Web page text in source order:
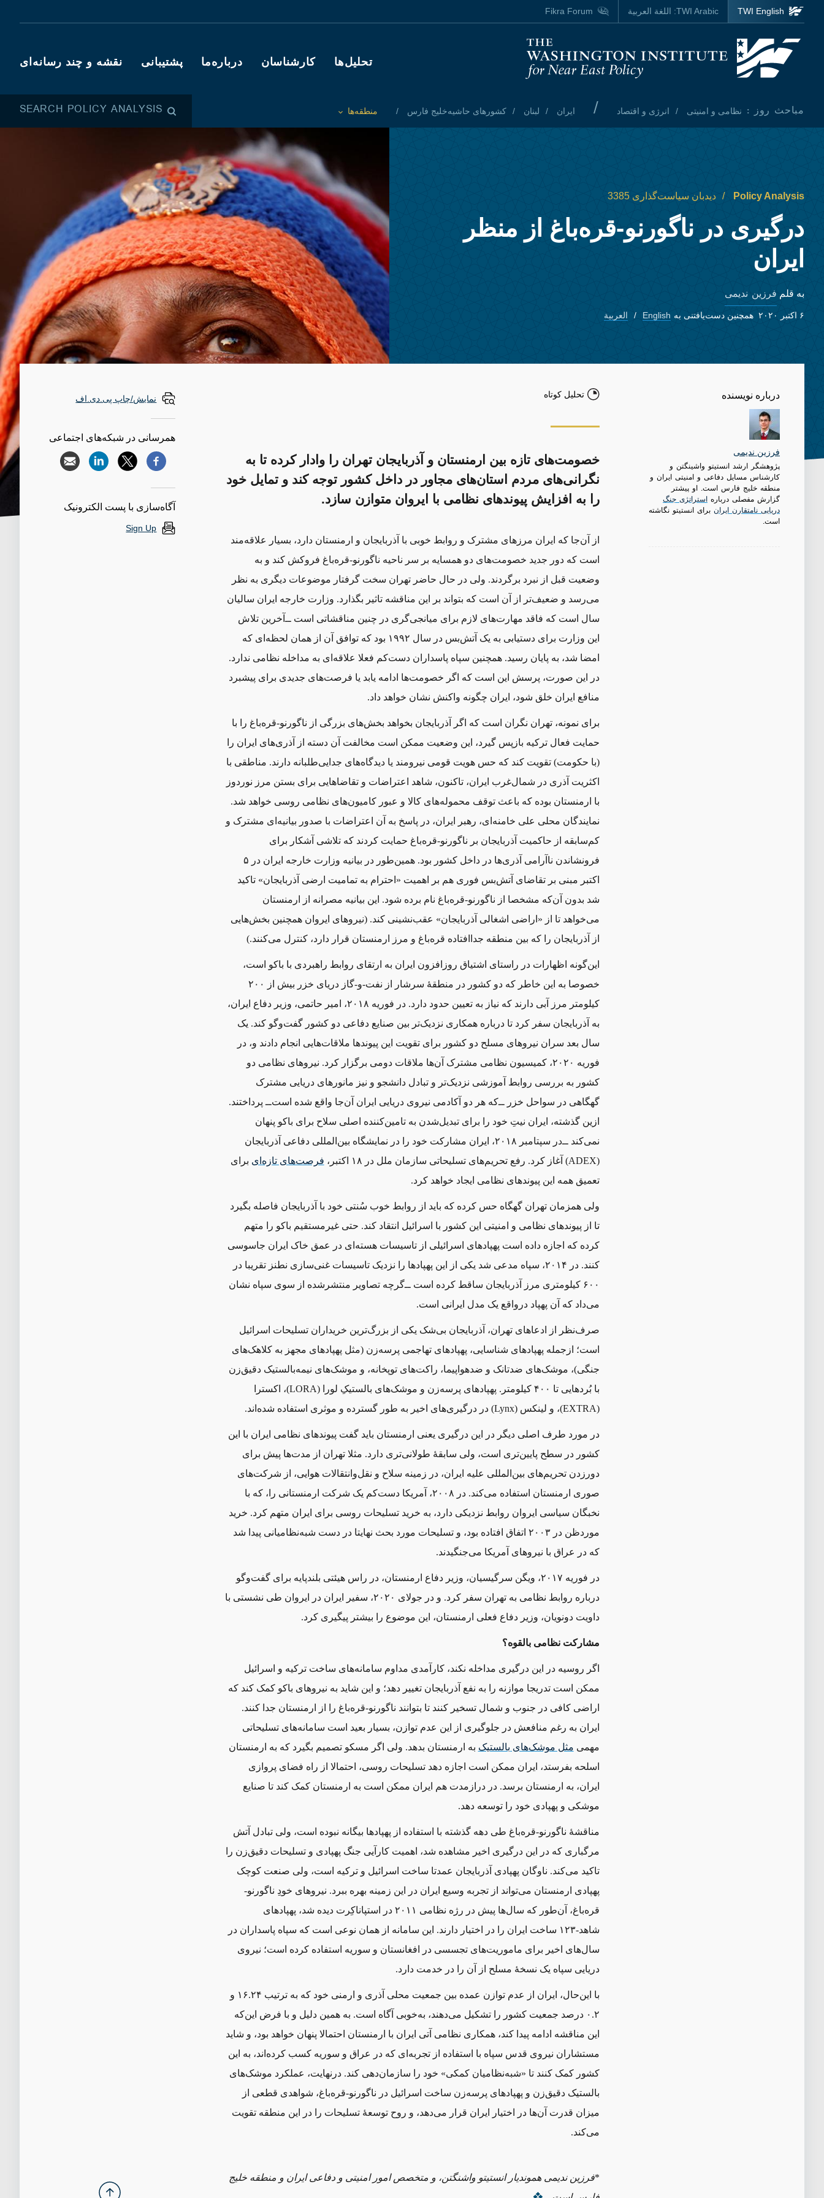
Skip to main content
Homepage
Main navigation
تحلیل‌ها کارشناسان درباره‌ما پشتیبانی نقشه و چند رسانه‌ای
مباحث روز : نظامی و امنیتی انرژی و اقتصاد / ایران لبنان کشورهای حاشیه‌خلیج فارس
Toggle List of
منطقه‌ها SEARCH POLICY ANALYSIS
TWI English
TWI Arabic: اللغة العربية Fikra Forum
Policy Analysis دیدبان سیاست‌گذاری 3385
درگیری در ناگورنو-قره‌باغ از منظر
ایران
به قلم فرزین ندیمی
۶ اکتبر ۲۰۲۰ همچنین دست‌یافتنی به English العربية
درباره نویسنده
فرزین ندیمی
پژوهشگر ارشد انستیتو واشینگتن و
کارشناس مسایل دفاعی و امنیتی ایران و
منطقه خلیج فارس است. او پیشتر
گزارش مفصلی درباره استراتژی جنگ
دریایی نامتقارن ایران برای انستیتو نگاشته
است.
تحلیل کوتاه
خصومت‌های تازه بین ارمنستان و آذربایجان تهران را وادار کرده تا به
نگرانی‌های مردم استان‌های مجاور در داخل کشور توجه کند و تمایل خود
را به افزایش پیوندهای نظامی با ایروان متوازن سازد.
از آن‌جا که ایران مرزهای مشترک و روابط خوبی با آذربایجان و ارمنستان دارد، بسیار علاقه‌مند
است که دور جدید خصومت‌های دو همسایه بر سر ناحیه ناگورنو-قره‌باغ فروکش کند و به
وضعیت قبل از نبرد برگردند. ولی در حال حاضر تهران سخت گرفتار موضوعات دیگری‌ به نظر
می‌رسد و ضعیف‌تر از آن است که بتواند بر این مناقشه تاثیر بگذارد. وزارت خارجه ایران سالیان
سال است که فاقد مهارت‌های لازم برای میانجی‌گری در چنین مناقشاتی است ‌ــ‌آخرین تلاش
این وزارت برای دستیابی به یک آتش‌بس در سال ۱۹۹۲ بود که توافق آن از همان لحظه‌ای که
امضا شد، به پایان رسید. همچنین سپاه پاسداران دست‌کم فعلا علاقه‌ای به مداخله نظامی ندارد.
در این صورت، پرسش این است که اگر خصومت‌ها ادامه یابد یا فرصت‌های جدیدی برای پیشبرد
منافع ایران خلق شود، ایران چگونه واکنش نشان خواهد داد.
برای نمونه، تهران نگران است که اگر آذربایجان بخواهد بخش‌های بزرگی از ناگورنو-قره‌باغ را با
حمایت فعال ترکیه بازپس گیرد، این وضعیت ممکن است مخالفت آن دسته از آذری‌های ایران را
(با حکومت) تقویت کند که حس هویت قومی نیرومند یا دیدگاه‌های جدایی‌طلبانه دارند. مناطقی با
اکثریت آذری‌ در شمال‌غرب ایران، تاکنون، شاهد اعتراضات و تقاضاهایی برای بستن مرز نوردوز
با ارمنستان بوده که باعث توقف محموله‌های کالا و عبور کامیون‌های نظامی روسی خواهد شد.
نمایندگان محلی علی خامنه‌ای، رهبر ایران، در پاسخ به آن اعتراضات با صدور بیانیه‌ای مشترک و
کم‌سابقه از حاکمیت آذربایجان بر ناگورنو-قره‌باغ حمایت کردند که تلاشی آشکار برای
فرونشاندن ناآرامی آذری‌ها در داخل کشور بود. همین‌طور در بیانیه وزارت خارجه ایران در ۵
اکتبر مبنی ‌بر تقاضای آتش‌بس فوری هم بر اهمیت «احترام به تمامیت ارضی آذربایجان» تاکید
شد بدون آن‌که مشخصا از ناگورنو-قره‌باغ نام برده شود. این بیانیه مصرانه از ارمنستان
می‌خواهد تا از «اراضی اشغالی آذربایجان» عقب‌نشینی کند. (نیروهای ایروان همچنین بخش‌هایی
از آذربایجان را که بین منطقه جداافتاده قره‌باغ و مرز ارمنستان قرار دارد، کنترل می‌کنند.)
این‌گونه اظهارات در راستای اشتیاق روزافزون ایران به ارتقای روابط راهبردی با باکو است،
خصوصا به این خاطر که دو کشور در منطقهٔ سرشار از نفت-و-گاز دریای خزر بیش از ۲۰۰
کیلومتر مرز آبی دارند که نیاز به تعیین حدود دارد. در فوریه ۲۰۱۸، امیر حاتمی، وزیر دفاع ایران،
به آذربایجان سفر کرد تا درباره همکاری نزدیک‌تر بین صنایع دفاعی دو کشور گفت‌وگو کند. یک
سال بعد سران نیروهای مسلح دو کشور برای تقویت این پیوندها ملاقات‌هایی انجام دادند و، در
فوریه ۲۰۲۰، کمیسیون نظامی مشترک آن‌ها ملاقات دومی برگزار کرد. نیروهای نظامی دو
کشور به بررسی روابط آموزشی نزدیک‌تر و تبادل دانشجو و نیز مانورهای دریایی مشترک
گهگاهی در سواحل خزر ‌ــ‌که هر دو آکادمی نیروی دریایی ایران آن‌جا واقع شده است‌ــ‌ پرداختند.
ازین گذشته، ایران نیتِ خود را برای تبدیل‌شدن به تامین‌کننده اصلی سلاح برای باکو پنهان
نمی‌کند ‌ــ‌در سپتامبر ۲۰۱۸، ایران مشارکت خود را در نمایشگاه بین‌المللی دفاعی آذربایجان
(
ADEX) آغاز کرد. رفع تحریم‌های تسلیحاتی سازمان ملل در ۱۸ اکتبر، فرصت‌های تازه‌ای برای
تعمیق همه این پیوندهای نظامی ایجاد خواهد کرد.
ولی همزمان تهران گهگاه حس کرده که باید از روابط خوب سُنتی خود با آذربایجان فاصله بگیرد
تا از پیوندهای نظامی و امنیتی این کشور با اسرائیل انتقاد کند. حتی غیرمستقیم باکو را متهم
کرده که اجازه داده است پهپادهای اسرائیلی از تاسیسات هسته‌ای در عمق خاک ایران جاسوسی
کنند. در ۲۰۱۴، سپاه مدعی شد یکی از این پهپادها را نزدیک تاسیسات غنی‌سازی نطنز تقریبا در
۶۰۰ کیلومتری مرز آذربایجان ساقط کرده است ‌ــ‌گرچه تصاویر منتشرشده از سوی سپاه نشان
می‌داد که آن پهپاد درواقع یک مدل ایرانی است.
صرف‌نظر از ادعاهای تهران، آذربایجان بی‌شک یکی از بزرگ‌ترین خریداران تسلیحات اسرائیل
است؛ ازجمله پهپادهای شناسایی، پهپادهای تهاجمی پرسه‌زن (مثل پهپادهای مجهز به کلاهک‌های
جنگی)، موشک‌های ضدتانک و ضدهواپیما، راکت‌های توپخانه، و موشک‌های نیمه‌بالستیک دقیق‌زن
با بُردهایی تا ۴۰۰ کیلومتر. پهپادهای پرسه‌زن و موشک‌های بالستیکِ لورا (
LORA)، اکسترا
(
EXTRA)، و لینکس (Lynx) در درگیری‌های اخیر به‌ طور گسترده و موثری استفاده شده‌اند.
در مورد طرف اصلی دیگر در این درگیری یعنی ارمنستان باید گفت پیوندهای نظامی ایران با این
کشور در سطح پایین‌تری است، ولی سابقهٔ طولانی‌تری دارد. مثلا تهران از مدت‌ها پیش برای
دورزدن تحریم‌های بین‌المللی علیه ایران، در زمینه سلاح و نقل‌وانتقالات هوایی، از شرکت‌های
صوری ارمنستان استفاده می‌کند. در ۲۰۰۸، آمریکا دست‌کم یک شرکت ارمنستانی را، که با
نخبگان سیاسی ایروان روابط نزدیکی دارد، به خرید تسلیحات روسی برای ایران متهم کرد. خرید
موردظن در ۲۰۰۳ اتفاق افتاده بود، و تسلیحات مورد بحث نهایتا در دست شبه‌نظامیانی پیدا شد
که در عراق با نیروهای آمریکا می‌جنگیدند.
در فوریه ۲۰۱۷، ویگن سرگیسیان، وزیر دفاع ارمنستان، در راس هیئتی بلندپایه برای گفت‌وگو
درباره روابط نظامی به تهران سفر کرد. و در جولای ۲۰۲۰، سفیر ایران در ایروان طی نشستی با
داویت دونویان، وزیر دفاع فعلی ارمنستان، این موضوع را بیشتر پیگیری کرد.
مشارکت نظامی بالقوه؟
اگر روسیه در این درگیری مداخله نکند، کارآمدی مداوم سامانه‌های ساخت ترکیه و اسرائیل
ممکن است تدریجا موازنه را به نفع آذربایجان تغییر دهد؛ و این شاید به نیروهای باکو کمک کند که
اراضی کافی در جنوب و شمال تسخیر کنند تا بتوانند ناگورنو-قره‌باغ را از ارمنستان جدا کنند.
ایران به‌ رغم منافعش در جلوگیری از این عدم توازن، بسیار بعید است سامانه‌های تسلیحاتی
مهمی مثل موشک‌های بالستیک به ارمنستان بدهد. ولی اگر مسکو تصمیم بگیرد که به ارمنستان
اسلحه بفرستد، ایران ممکن است اجازه دهد تسلیحات روسی، احتمالا از راه فضای پروازی
ایران، به ارمنستان برسد. در درازمدت هم ایران ممکن است به ارمنستان کمک کند تا صنایع
موشکی و پهپادی خود را توسعه دهد.
مناقشهٔ ناگورنو-قره‌باغ طی دهه گذشته با استفاده از پهپادها بیگانه نبوده است، ولی تبادل آتش
مرگباری که در این درگیری اخیر مشاهده شد، اهمیت کارآیی جنگ پهپادی و تسلیحات دقیق‌زن را
تاکید می‌کند. ناوگان پهپادی آذربایجان عمدتا ساخت اسرائیل و ترکیه است، ولی صنعت کوچک
پهپادی ارمنستان می‌تواند از تجربه وسیع ایران در این زمینه بهره ببرد. نیروهای خودِ ناگورنو-
قره‌باغ، آن‌طور که سال‌ها پیش در رژه نظامی ۲۰۱۱ در استپاناکِرت دیده شد، پهپادهای
شاهد-۱۲۳ ساخت ایران را در اختیار دارند. این سامانه از همان نوعی است که سپاه پاسداران در
سال‌های اخیر برای ماموریت‌های تجسسی در افغانستان و سوریه استفاده کرده ‌است؛ نیروی
دریایی سپاه یک نسخهٔ مسلح از آن را در خدمت دارد.
با این‌حال، ایران از عدم توازن عمده بین جمعیت محلی آذری و ارمنی خود که به ترتیب ۱۶ .
۲۴ و
۰ .
۲ درصد جمعیت کشور را تشکیل می‌دهند، به‌خوبی آگاه است. به همین دلیل و با فرض این‌که
این مناقشه ادامه پیدا ‌کند، همکاری نظامی آتی ایران با ارمنستان احتمالا پنهان خواهد بود، و شاید
مستشاران نیروی قدس سپاه با استفاده از تجربه‌ای که در عراق و سوریه کسب کرده‌اند، به این
کشور کمک کنند تا «شبه‌نظامیان کمکی» خود را سازمان‌دهی کند. درنهایت، عملکرد موشک‌های
بالستیک دقیق‌زن و پهپادهای پرسه‌زن ساخت اسرائیل در ناگورنو-قره‌باغ، شواهدی قطعی از
میزان قدرت آن‌ها در اختیار ایران قرار می‌دهد، و روح توسعهٔ تسلیحات را در این منطقه تقویت
می‌کند.
*فرزین ندیمی هموندیار انستیتو واشنگتن، و متخصص امور امنیتی و دفاعی ایران و منطقه خلیج
نمایش/چاپ پی.دی.اف
همرسانی در شبکه‌های اجتماعی
آگاه‌سازی با پست الکترونیک
Sign Up